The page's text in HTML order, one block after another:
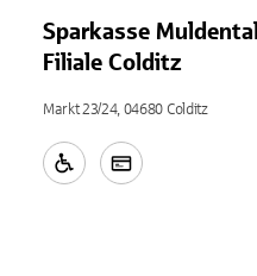
Sparkasse Muldental
Filiale Colditz
Markt 23/24, 04680 Colditz